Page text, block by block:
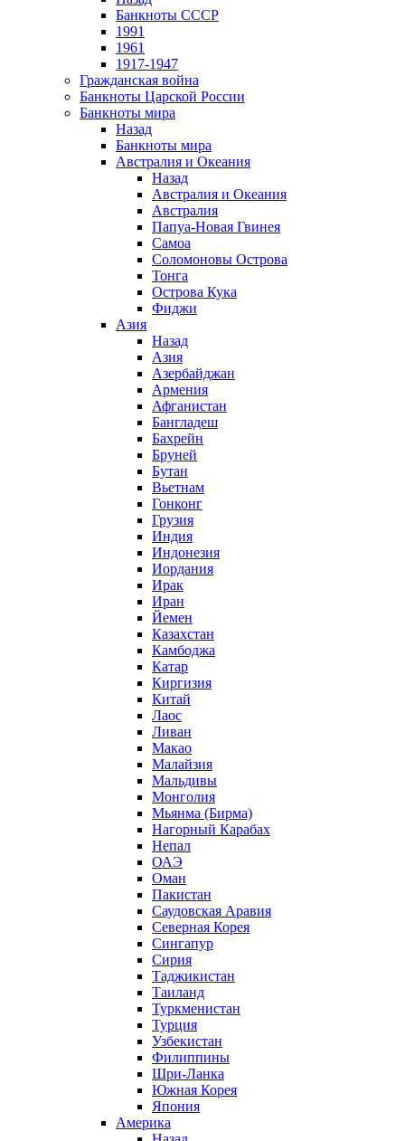
Банкноты СССР
1991
1961
1917-1947
Гражданская война
Банкноты Царской России
Банкноты мира
Назад
Банкноты мира
Австралия и Океания
Назад
Австралия и Океания
Австралия
Папуа-Новая Гвинея
Самоа
Соломоновы Острова
Тонга
Острова Кука
Фиджи
Азия
Назад
Азия
Азербайджан
Армения
Афганистан
Бангладеш
Бахрейн
Бруней
Бутан
Вьетнам
Гонконг
Грузия
Индия
Индонезия
Иордания
Ирак
Иран
Йемен
Казахстан
Камбоджа
Катар
Киргизия
Китай
Лаос
Ливан
Макао
Малайзия
Мальдивы
Монголия
Мьянма (Бирма)
Нагорный Карабах
Непал
ОАЭ
Оман
Пакистан
Саудовская Аравия
Северная Корея
Сингапур
Сирия
Таджикистан
Таиланд
Туркменистан
Турция
Узбекистан
Филиппины
Шри-Ланка
Южная Корея
Япония
Америка